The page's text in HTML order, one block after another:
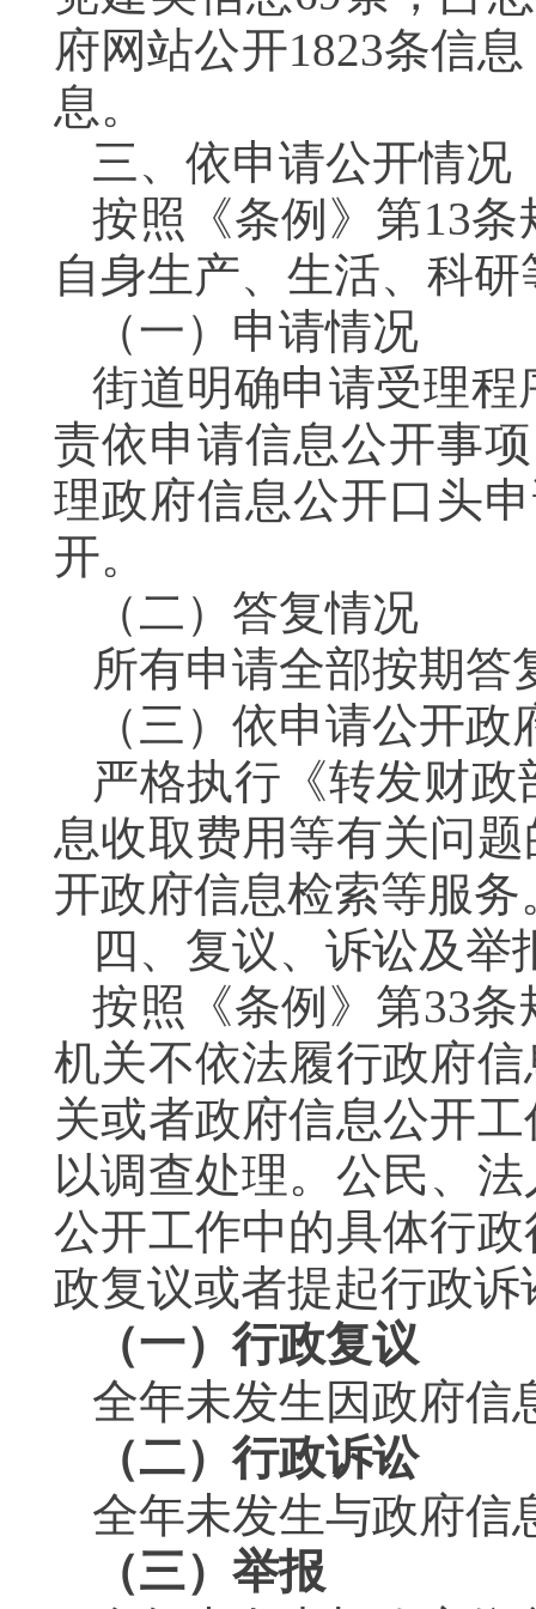
府网站公开1823条信
息。
三、依申请公开情况
按照《条例》第13
自身生产、生活、科
（一）申请情况
街道明确申请受理
责依申请信息公开事
理政府信息公开口头
开。
（二）答复情况
所有申请全部按期答
（三）依申请公开
严格执行《转发财
息收取费用等有关问
开政府信息检索等服务
四、复议、诉讼及举
按照《条例》第33
机关不依法履行政府
关或者政府信息公开
以调查处理。公民、
公开工作中的具体行
政复议或者提起行政诉
（一）行政复议
全年未发生因政府信
（二）行政诉讼
全年未发生与政府信
（三）举报